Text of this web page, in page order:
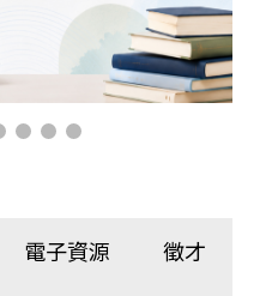
電子資源 徵才